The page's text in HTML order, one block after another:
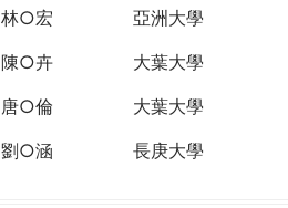
林○宏 亞洲大學
陳○卉 大葉大學
唐○倫 大葉大學
劉○涵 長庚大學